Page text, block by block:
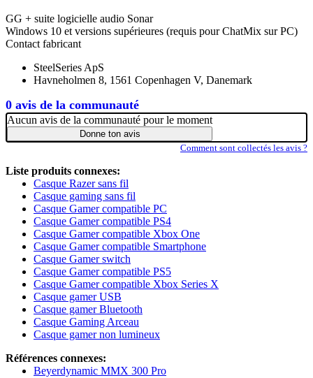
0 avis de la communauté
GG + suite logicielle audio Sonar
Windows 10 et versions supérieures (requis pour ChatMix sur PC)
Contact fabricant
SteelSeries ApS
Havneholmen 8, 1561 Copenhagen V, Danemark
Aucun avis de la communauté pour le moment
Donne ton avis
Comment sont collectés les avis ?
Liste produits connexes:
Casque Razer sans fil
Casque gaming sans fil
Casque Gamer compatible PC
Casque Gamer compatible PS4
Casque Gamer compatible Xbox One
Casque Gamer compatible Smartphone
Casque Gamer switch
Casque Gamer compatible PS5
Casque Gamer compatible Xbox Series X
Casque gamer USB
Casque gamer Bluetooth
Casque Gaming Arceau
Casque gamer non lumineux
Références connexes:
Beyerdynamic MMX 300 Pro